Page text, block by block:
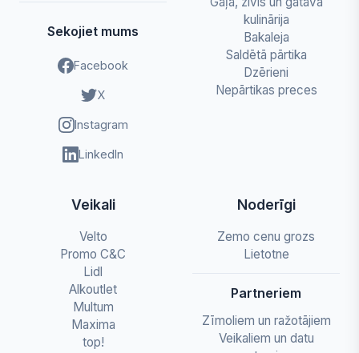
Sekojiet mums
Facebook
X
Instagram
LinkedIn
kulinārija
Bakaleja
Saldētā pārtika
Dzērieni
Nepārtikas preces
Veikali
Velto
Promo C&C
Lidl
Alkoutlet
Multum
Maxima
top!
Noderīgi
Zemo cenu grozs
Lietotne
Partneriem
Zīmoliem un ražotājiem
Veikaliem un datu